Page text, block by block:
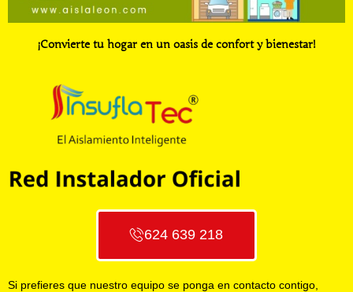
¡Convierte tu hogar en un oasis de confort y bienestar!
624 639 218
Si prefieres que nuestro equipo se ponga en contacto contigo,